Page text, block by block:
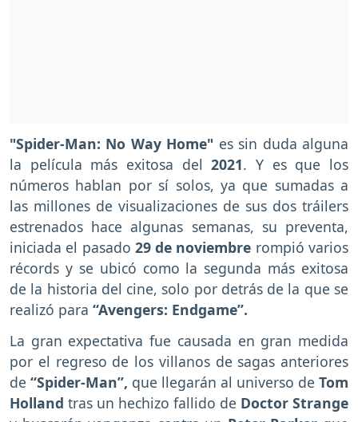
"Spider-Man: No Way Home" es sin duda alguna
la película más exitosa del2021. Y es que los
números hablan por sí solos, ya que sumadas a
las millones de visualizaciones de sus dos tráilers
estrenados hace algunas semanas, su preventa,
iniciada el pasado 29 de noviembre rompió varios
récords y se ubicó como la segunda más exitosa
de la historia del cine, solo por detrás de la que se
realizó para “Avengers: Endgame”.
La gran expectativa fue causada en gran medida
por el regreso de los villanos de sagas anteriores
de “Spider-Man”, que llegarán al universo de Tom
Holland tras un hechizo fallido de Doctor Strange